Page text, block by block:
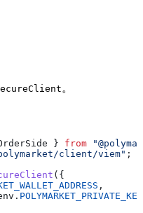
。
} from
client/viem" ;
({
,
. POLYMARKET_PRIVATE_KEY